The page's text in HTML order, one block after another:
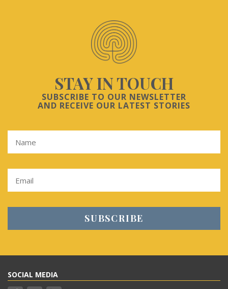
STAY IN TOUCH
SUBSCRIBE TO OUR NEWSLETTER
AND RECEIVE OUR LATEST STORIES
SOCIAL MEDIA